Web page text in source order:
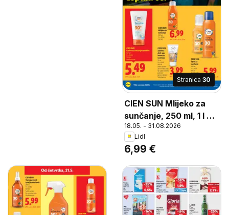
Stranica 30
CIEN SUN Mlijeko za
sunčanje, 250 ml, 1 l =
27.96, SPF 50
18.05. - 31.08.2026
Lidl
6,99 €